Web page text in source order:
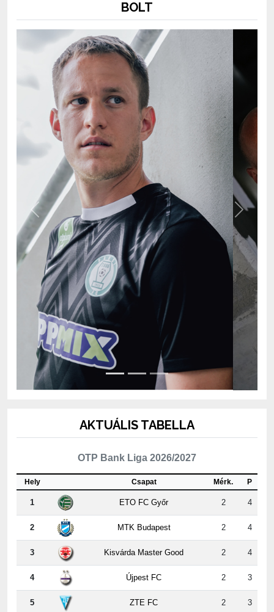
Previous Next
OTP Bank Liga 2026/2027
Csapat
1 ETO FC Győr 2 4
2 MTK Budapest 2 4
3 Kisvárda Master Good 2 4
4 Újpest FC 2 3
5 ZTE FC 2 3
6 Puskás Akadémia FC 2 3